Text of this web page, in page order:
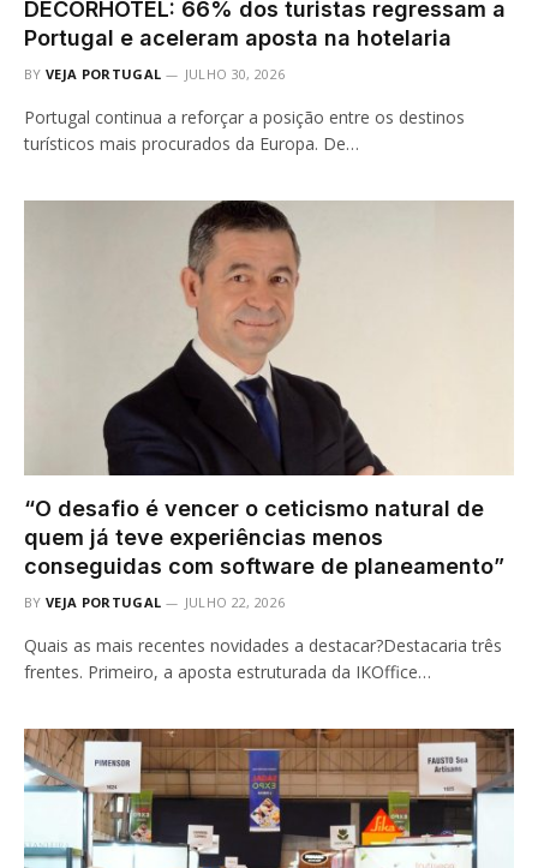
DECORHOTEL: 66% dos turistas regressam a
Portugal e aceleram aposta na hotelaria
BY VEJA PORTUGAL JULHO 30, 2026
Portugal continua a reforçar a posição entre os destinos
turísticos mais procurados da Europa. De…
“O desafio é vencer o ceticismo natural de
quem já teve experiências menos
conseguidas com software de planeamento”
BY VEJA PORTUGAL JULHO 22, 2026
Quais as mais recentes novidades a destacar?Destacaria três
frentes. Primeiro, a aposta estruturada da IKOffice…